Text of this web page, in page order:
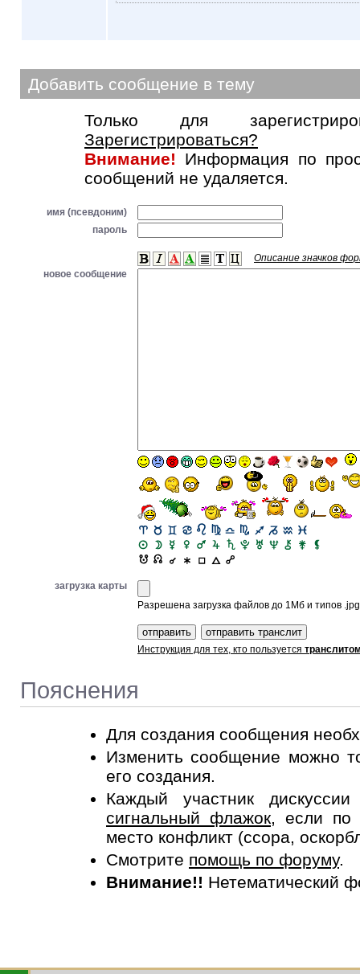
Добавить сообщение в тему
Только для
Зарегистрироваться?
Внимание! Информация по
сообщений не удаляется.
имя (псевдоним)
пароль
Описание значков
новое сообщение
загрузка карты
Разрешена загрузка файлов до 1Мб и типов
Инструкция для тех, кто пользуется
Пояснения
Для создания сообщения
Изменить сообщение можно
его создания.
Каждый участник
сигнальный флажок, если по
место конфликт (ссора,
Смотрите помощь по форуму.
Внимание!! Нетематический